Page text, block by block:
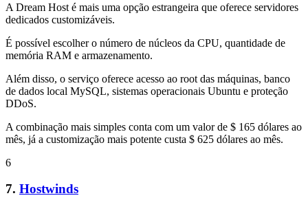
A Dream Host é mais uma opção estrangeira que oferece servidores
dedicados customizáveis.
É possível escolher o número de núcleos da CPU, quantidade de
memória RAM e armazenamento.
Além disso, o serviço oferece acesso ao root das máquinas, banco
de dados local MySQL, sistemas operacionais Ubuntu e proteção
DDoS.
A combinação mais simples conta com um valor de $ 165 dólares ao
mês, já a customização mais potente custa $ 625 dólares ao mês.
6
7. Hostwinds